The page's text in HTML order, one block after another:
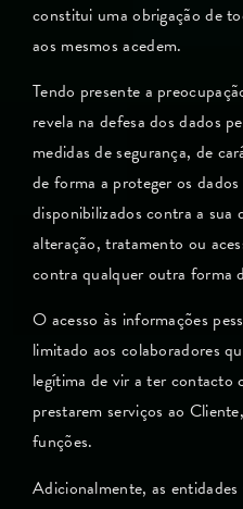
constitui uma obrigação de
aos mesmos acedem.
Tendo presente a
revela na defesa dos dados
medidas de segurança, de
de forma a proteger os dados
disponibilizados contra a sua
alteração, tratamento ou
contra qualquer outra forma
O acesso às informações
limitado aos colaboradores
legítima de vir a ter contacto
prestarem serviços ao
funções.
Adicionalmente, as